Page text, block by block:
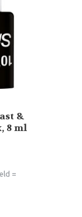
&
8 ml
=